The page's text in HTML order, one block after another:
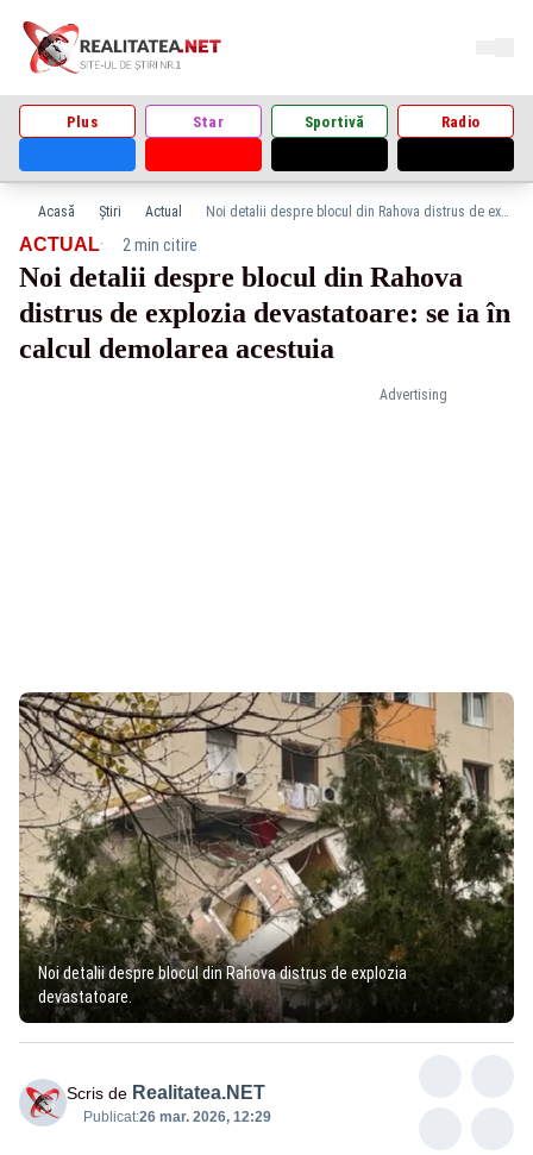
Plus Star Sportivă Radio
Acasă Știri Actual Noi detalii despre blocul din Rahova distrus de explozia devastatoare: se ia în calcul demolarea acestuia
Advertising
ACTUAL· 2 min citire
Noi detalii despre blocul din Rahova
distrus de explozia devastatoare: se ia în
calcul demolarea acestuia
Noi detalii despre blocul din Rahova distrus de explozia
devastatoare.
Scris de Realitatea.NET
Publicat:26 mar. 2026, 12:29